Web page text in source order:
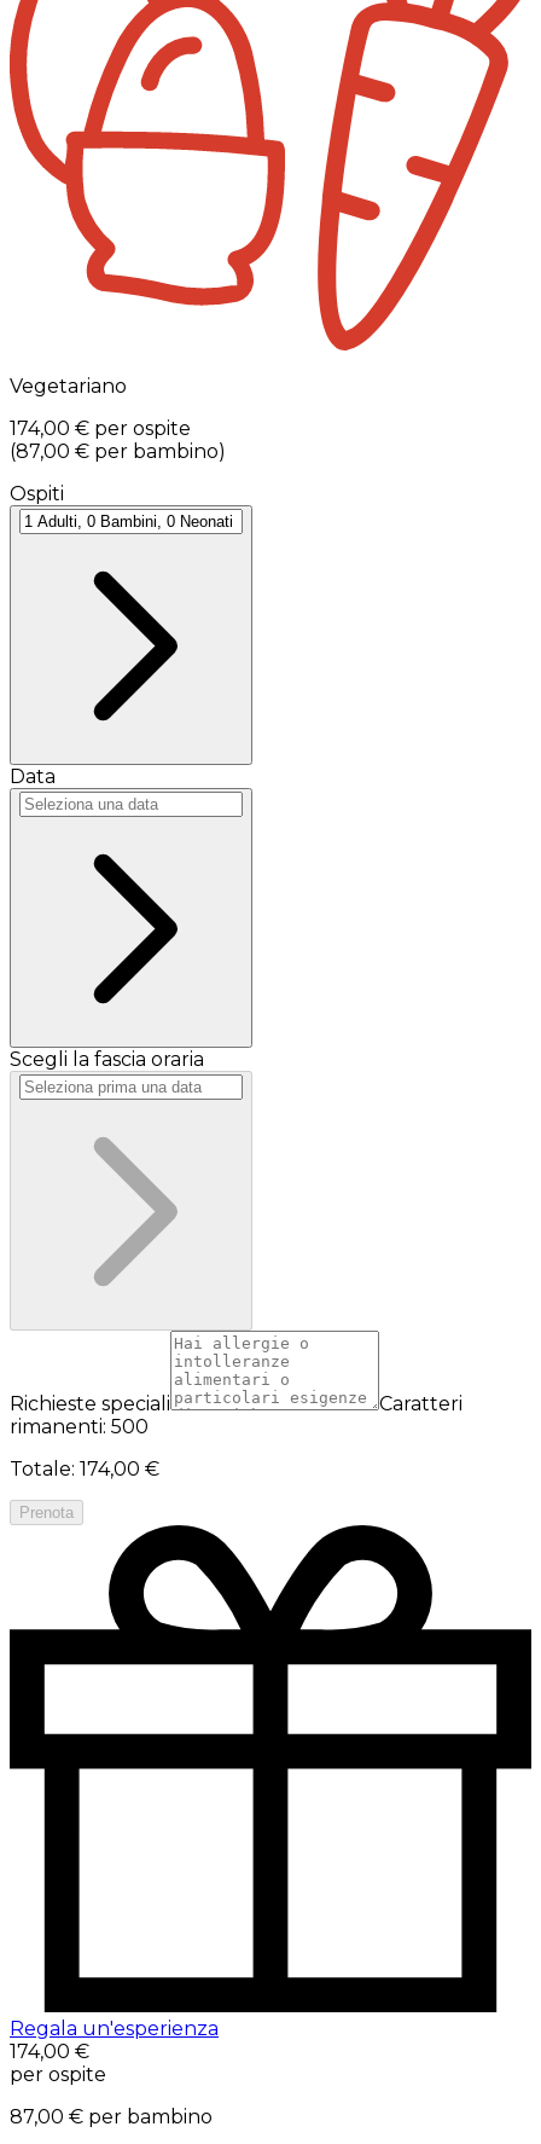
Vegetariano
174,00 € per ospite
(87,00 € per bambino)
Ospiti
Data
Scegli la fascia oraria
Richieste speciali
Caratteri
rimanenti: 500
Totale: 174,00 €
Prenota
Regala un'esperienza
174,00 €
per ospite
87,00 € per bambino